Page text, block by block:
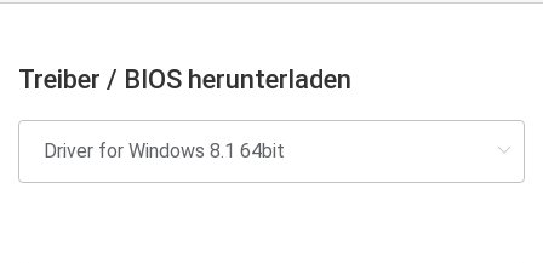
Treiber / BIOS herunterladen